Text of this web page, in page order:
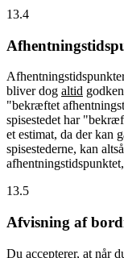
13.4
bliver dog altid
"bekræftet
spisestedet har
et estimat, da der kan
spisestederne, kan
13.5
Afvisning af
Du accepterer, at når